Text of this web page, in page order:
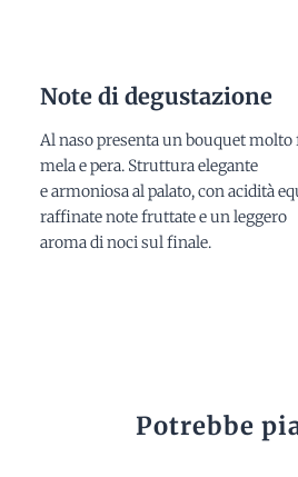
Note di degustazione
Al naso presenta un bouquet molto
mela e pera. Struttura elegante
e armoniosa al palato, con acidità
raffinate note fruttate e un leggero
aroma di noci sul finale.
Potrebbe